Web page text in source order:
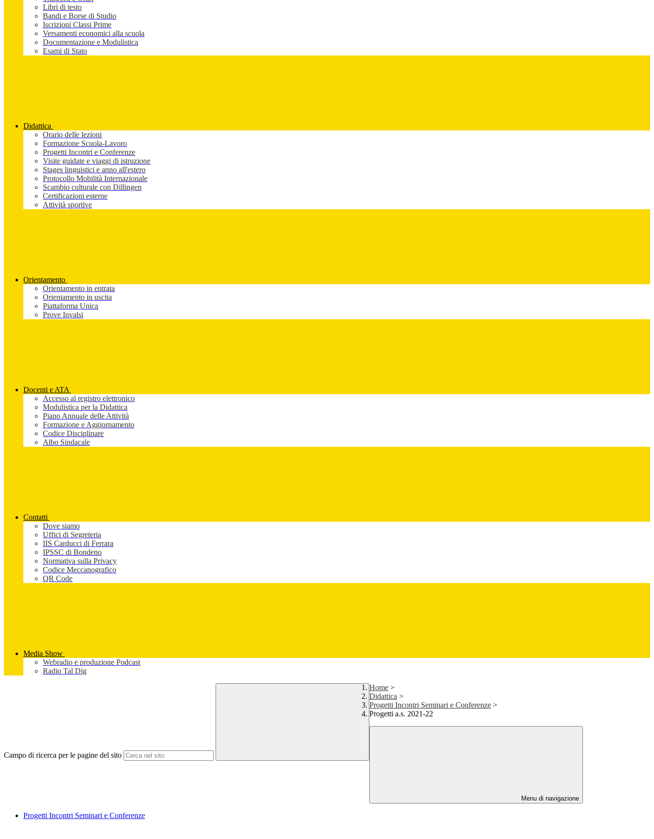
Libri di testo
Bandi e Borse di Studio
Iscrizioni Classi Prime
Versamenti economici alla scuola
Documentazione e Modulistica
Esami di Stato
Didattica
Orario delle lezioni
Formazione Scuola-Lavoro
Progetti Incontri e Conferenze
Visite guidate e viaggi di istruzione
Stages linguistici e anno all'estero
Protocollo Mobilità Internazionale
Scambio culturale con Dillingen
Certificazioni esterne
Attività sportive
Orientamento
Orientamento in entrata
Orientamento in uscita
Piattaforma Unica
Prove Invalsi
Docenti e ATA
Accesso al registro elettronico
Modulistica per la Didattica
Piano Annuale delle Attività
Formazione e Aggiornamento
Codice Disciplinare
Albo Sindacale
Contatti
Dove siamo
Uffici di Segreteria
IIS Carducci di Ferrara
IPSSC di Bondeno
Normativa sulla Privacy
Codice Meccanografico
QR Code
Media Show
Webradio e produzione Podcast
Radio Tal Dig
Campo di ricerca per le pagine del sito
Home >
Didattica >
Progetti Incontri Seminari e Conferenze >
Progetti a.s. 2021-22
Menu di navigazione
Progetti Incontri Seminari e Conferenze